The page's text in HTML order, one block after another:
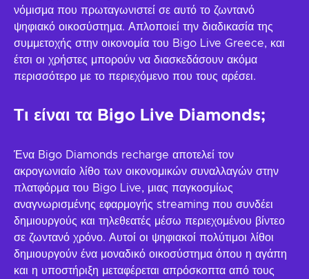
νόμισμα που πρωταγωνιστεί σε αυτό το ζωντανό
ψηφιακό οικοσύστημα. Απλοποιεί την διαδικασία της
συμμετοχής στην οικονομία του Bigo Live Greece, και
έτσι οι χρήστες μπορούν να διασκεδάσουν ακόμα
περισσότερο με το περιεχόμενο που τους αρέσει.
Τι είναι τα Bigo Live Diamonds;
Ένα Bigo Diamonds recharge αποτελεί τον
ακρογωνιαίο λίθο των οικονομικών συναλλαγών στην
πλατφόρμα του Bigo Live, μιας παγκοσμίως
αναγνωρισμένης εφαρμογής streaming που συνδέει
δημιουργούς και τηλεθεατές μέσω περιεχομένου βίντεο
σε ζωντανό χρόνο. Αυτοί οι ψηφιακοί πολύτιμοι λίθοι
δημιουργούν ένα μοναδικό οικοσύστημα όπου η αγάπη
και η υποστήριξη μεταφέρεται απρόσκοπτα από τους